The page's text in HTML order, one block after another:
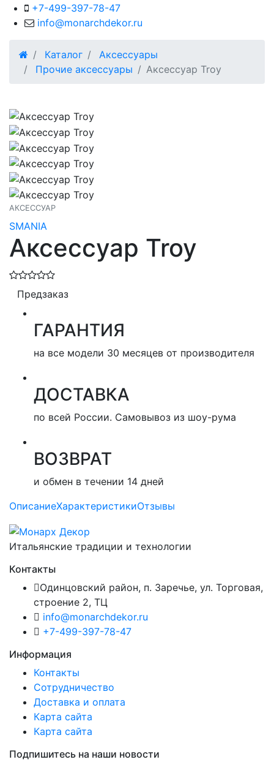
+7-499-397-78-47
info@monarchdekor.ru
Каталог
Аксессуары
Прочие аксессуары
Аксессуар Troy
АКСЕССУАР
SMANIA
Аксессуар Troy
Предзаказ
ГАРАНТИЯ
на все модели 30 месяцев от производителя
ДОСТАВКА
по всей России. Самовывоз из шоу-рума
ВОЗВРАТ
и обмен в течении 14 дней
ОписаниеХарактеристикиОтзывы
Итальянские традиции и технологии
Контакты
Одинцовский район, п. Заречье, ул. Торговая,
строение 2, ТЦ
info@monarchdekor.ru
+7-499-397-78-47
Информация
Контакты
Сотрудничество
Доставка и оплата
Карта сайта
Карта сайта
Подпишитесь на наши новости